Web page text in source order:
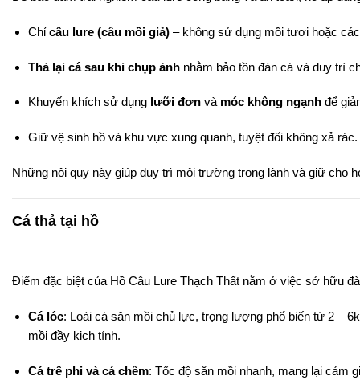
Chỉcâu lure (câu mồi giả)– không sử dụng mồi tươi hoặc
Thả lại cá sau khi chụp ảnhnhằm bảo tồn đàn cá và duy trì
Khuyến khích sử dụng lưỡi đơnvà móc không ngạnhđể
Giữ vệ sinh hồ và khu vực xung quanh, tuyệt đối không xả rác.
Những nội quy này giúp duy trì môi trường trong lành và giữ cho
Cá thả tại hồ
Điểm đặc biệt của Hồ Câu Lure Thạch Thất nằm ở việc sở hữu
Cá lóc: Loài cá săn mồi chủ lực, trọng lượng phổ biến từ 2 –
mồi đầy kịch tính.
Cá trê phi và cá chẽm: Tốc độ săn mồi nhanh, mang lại cảm